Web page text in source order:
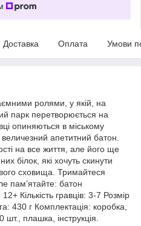
Доставка Оплата Умови
ролями, у якій, на
парк перетворюється на
опиняються в міському
апетитний батон.
на все життя, але його ще
білок, які хочуть скинути
сховища. Тримайтеся
пам’ятайте: батон
Кількість гравців: 3-7 Розмір
430 г Комплектація: коробка,
плашка, інструкція.